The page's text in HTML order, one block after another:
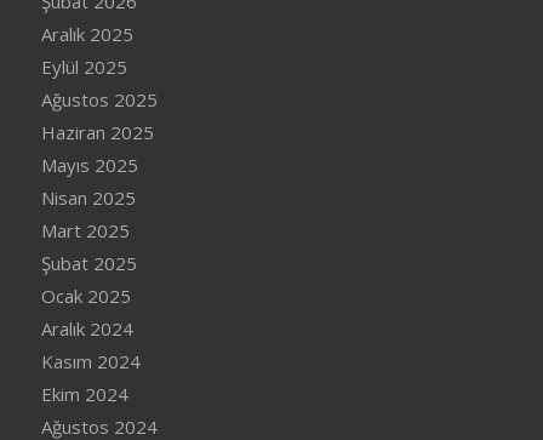
Aralık 2025
Eylül 2025
Ağustos 2025
Haziran 2025
Mayıs 2025
Nisan 2025
Mart 2025
Şubat 2025
Ocak 2025
Aralık 2024
Kasım 2024
Ekim 2024
Ağustos 2024